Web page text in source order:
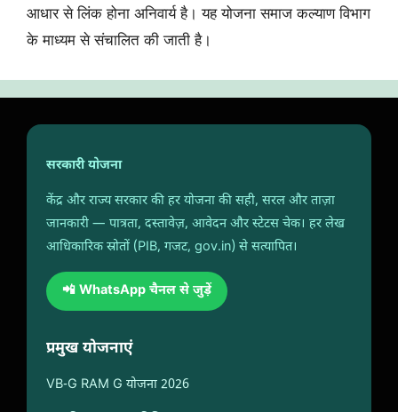
आधार से लिंक होना अनिवार्य है। यह योजना समाज कल्याण विभाग
के माध्यम से संचालित की जाती है।
सरकारी योजना
केंद्र और राज्य सरकार की हर योजना की सही, सरल और ताज़ा
जानकारी — पात्रता, दस्तावेज़, आवेदन और स्टेटस चेक। हर लेख
आधिकारिक स्रोतों (PIB, गजट, gov.in) से सत्यापित।
📲 WhatsApp चैनल से जुड़ें
प्रमुख योजनाएं
VB-G RAM G योजना 2026